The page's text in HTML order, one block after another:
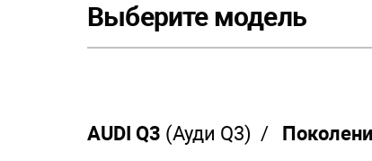
Выберите модель
AUDI Q3 (Ауди Q3) /